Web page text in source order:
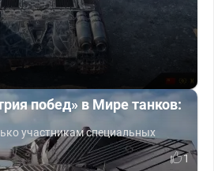
побед» в Мире танков:
участникам специальных
1